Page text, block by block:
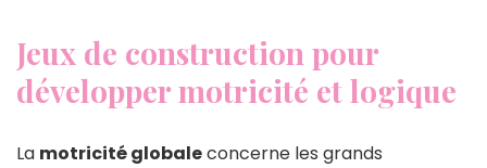
Jeux de construction pour
développer motricité et logique
La motricité globaleconcerne les grands